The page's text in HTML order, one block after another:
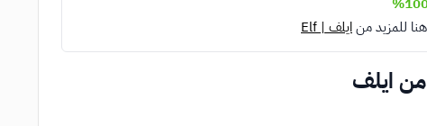
للمزيد منايلف | Elf
ايلف